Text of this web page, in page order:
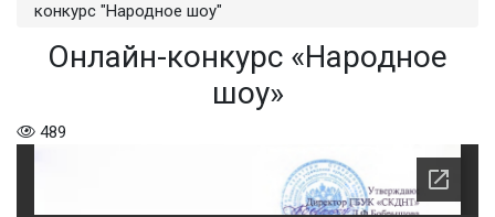
конкурс "Народное шоу"
Онлайн-конкурс «Народное
шоу»
489